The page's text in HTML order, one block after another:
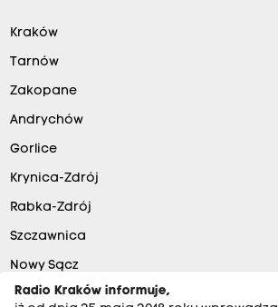
Kraków
Tarnów
Zakopane
Andrychów
Gorlice
Krynica-Zdrój
Rabka-Zdrój
Szczawnica
Nowy Sącz
Radio Kraków informuje,